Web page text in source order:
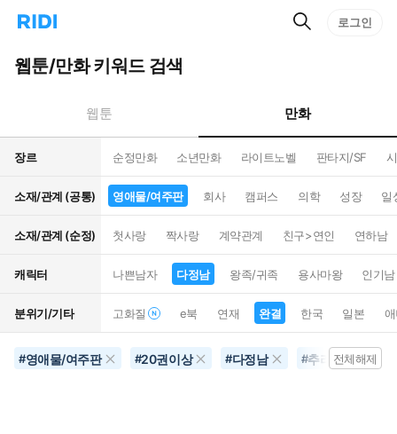
리
홈
으
턴
트
검
로그인
웹툰/만화 키워드 검색
웹툰 만화
장르 순정만화 소년만화 라이트노벨 판타지/SF
소재/관계 (공통) 영애물/여주판 회사 캠퍼스 의학 성장 일
소재/관계 (순정) 첫사랑 짝사랑 계약관계 친구>연인 연하남
캐릭터 나쁜남자 다정남 왕족/귀족 용사마왕 인기남
분위기/기타 고화질 e북 연재 완결 한국 일본
#영애물/여주판 #20권이상 #다정남 #추리물전체해제